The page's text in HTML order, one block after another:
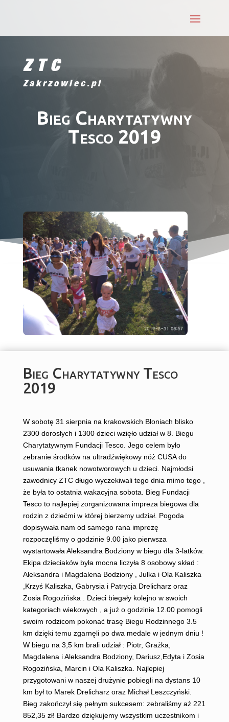
ZTC
Zakrzowiec.pl
Bieg Charytatywny
Tesco 2019
Bieg Charytatywny Tesco
2019
W sobotę 31 sierpnia na krakowskich Błoniach blisko
2300 dorosłych i 1300 dzieci wzięło udział w 8. Biegu
Charytatywnym Fundacji Tesco. Jego celem było
zebranie środków na ultradźwiękowy nóż CUSA do
usuwania tkanek nowotworowych u dzieci. Najmłodsi
zawodnicy ZTC długo wyczekiwali tego dnia mimo tego ,
że była to ostatnia wakacyjna sobota. Bieg Fundacji
Tesco to najlepiej zorganizowana impreza biegowa dla
rodzin z dziećmi w której bierzemy udział. Pogoda
dopisywała nam od samego rana imprezę
rozpoczęliśmy o godzinie 9.00 jako pierwsza
wystartowała Aleksandra Bodziony w biegu dla 3-latków.
Ekipa dzieciaków była mocna liczyła 8 osobowy skład :
Aleksandra i Magdalena Bodziony , Julka i Ola Kaliszka
,Krzyś Kaliszka, Gabrysia i Patrycja Drelicharz oraz
Zosia Rogozińska . Dzieci biegały kolejno w swoich
kategoriach wiekowych , a już o godzinie 12.00 pomogli
swoim rodzicom pokonać trasę Biegu Rodzinnego 3.5
km dzięki temu zgarnęli po dwa medale w jednym dniu !
W biegu na 3,5 km brali udział : Piotr, Grażka,
Magdalena i Aleksandra Bodziony, Dariusz,Edyta i Zosia
Rogozińska, Marcin i Ola Kaliszka. Najlepiej
przygotowani w naszej drużynie pobiegli na dystans 10
km był to Marek Drelicharz oraz Michał Leszczyński.
Bieg zakończył się pełnym sukcesem: zebraliśmy aż 221
852,35 zł! Bardzo dziękujemy wszystkim uczestnikom i